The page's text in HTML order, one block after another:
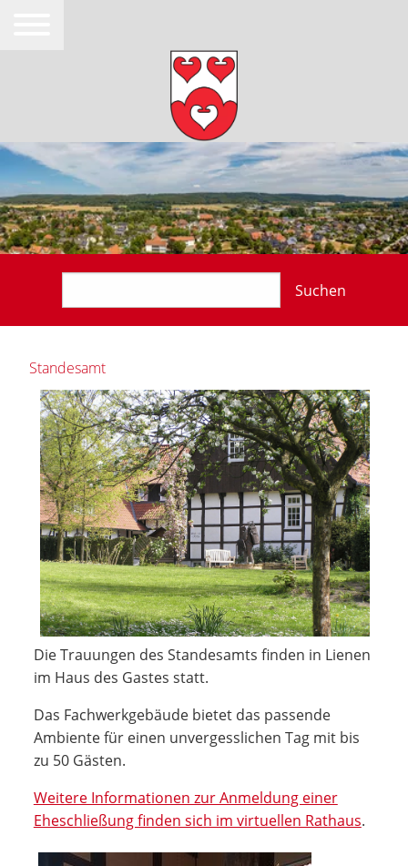
Suchen
Standesamt
Die Trauungen des Standesamts finden in Lienen
im Haus des Gastes statt.
Das Fachwerkgebäude bietet das passende
Ambiente für einen unvergesslichen Tag mit bis
zu 50 Gästen.
Weitere Informationen zur Anmeldung einer
Eheschließung finden sich im virtuellen Rathaus.